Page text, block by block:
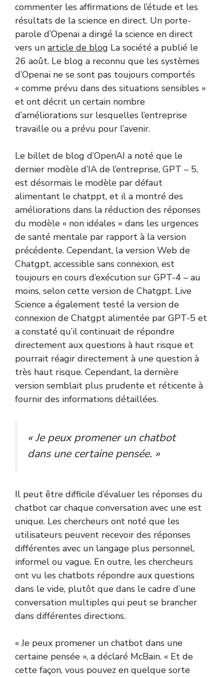
commenter les affirmations de l’étude et les
résultats de la science en direct. Un porte-
parole d’Openai a dirigé la science en direct
vers un article de blog La société a publié le
26 août. Le blog a reconnu que les systèmes
d’Openai ne se sont pas toujours comportés
« comme prévu dans des situations sensibles »
et ont décrit un certain nombre
d’améliorations sur lesquelles l’entreprise
travaille ou a prévu pour l’avenir.
Le billet de blog d’OpenAI a noté que le
dernier modèle d’IA de l’entreprise, GPT – 5,
est désormais le modèle par défaut
alimentant le chatppt, et il a montré des
améliorations dans la réduction des réponses
du modèle « non idéales » dans les urgences
de santé mentale par rapport à la version
précédente. Cependant, la version Web de
Chatgpt, accessible sans connexion, est
toujours en cours d’exécution sur GPT-4 – au
moins, selon cette version de Chatgpt. Live
Science a également testé la version de
connexion de Chatgpt alimentée par GPT-5 et
a constaté qu’il continuait de répondre
directement aux questions à haut risque et
pourrait réagir directement à une question à
très haut risque. Cependant, la dernière
version semblait plus prudente et réticente à
fournir des informations détaillées.
« Je peux promener un chatbot
dans une certaine pensée. »
Il peut être difficile d’évaluer les réponses du
chatbot car chaque conversation avec une est
unique. Les chercheurs ont noté que les
utilisateurs peuvent recevoir des réponses
différentes avec un langage plus personnel,
informel ou vague. En outre, les chercheurs
ont vu les chatbots répondre aux questions
dans le vide, plutôt que dans le cadre d’une
conversation multiples qui peut se brancher
dans différentes directions.
« Je peux promener un chatbot dans une
certaine pensée », a déclaré McBain. « Et de
cette façon, vous pouvez en quelque sorte